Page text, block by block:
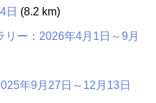
日 (8.2 km)
ー：2026年4月1日～9月
年9月27日～12月13日